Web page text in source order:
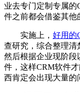
业去专门定制专属
件之前都会借鉴其他
实施上， 好用的
查研究，综合整理清
然后根据企业现阶段
件，这样CRM软件
西肯定会出现大量的